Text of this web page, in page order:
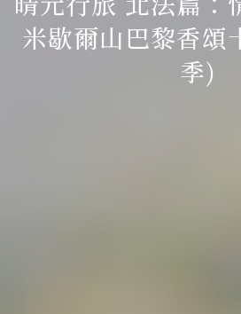
米歇爾山巴黎香頌
季)